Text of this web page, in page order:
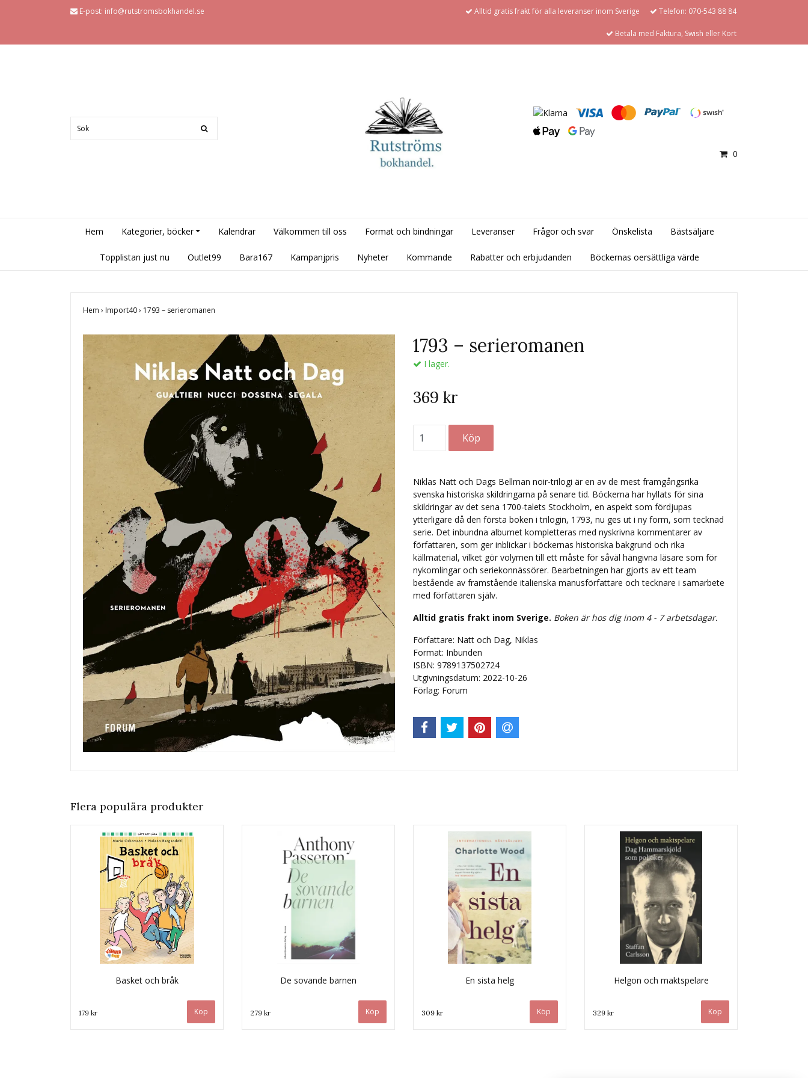
E-post: info@rutstromsbokhandel.se Alltid gratis frakt för alla leveranser inom Sverige Telefon: 070-543 88 84
Betala med Faktura, Swish eller Kort
0
Hem Kategorier, böcker Kalendrar Välkommen till oss Format och bindningar Leveranser Frågor och svar Önskelista Bästsäljare
Topplistan just nu Outlet99 Bara167 Kampanjpris Nyheter Kommande Rabatter och erbjudanden Böckernas oersättliga värde
Hem › Import40› 1793 – serieromanen
1793 – serieromanen
I lager.
369 kr
Niklas Natt och Dags Bellman noir-trilogi är en av de mest framgångsrika
svenska historiska skildringarna på senare tid. Böckerna har hyllats för sina
skildringar av det sena 1700-talets Stockholm, en aspekt som fördjupas
ytterligare då den första boken i trilogin, 1793, nu ges ut i ny form, som tecknad
serie. Det inbundna albumet kompletteras med nyskrivna kommentarer av
författaren, som ger inblickar i böckernas historiska bakgrund och rika
källmaterial, vilket gör volymen till ett måste för såväl hängivna läsare som för
nykomlingar och seriekonnässörer. Bearbetningen har gjorts av ett team
bestående av framstående italienska manusförfattare och tecknare i samarbete
med författaren själv.
Alltid gratis frakt inom Sverige. Boken är hos dig inom 4 - 7 arbetsdagar.
Författare: Natt och Dag, Niklas
Format: Inbunden
ISBN: 9789137502724
Utgivningsdatum: 2022-10-26
Förlag: Forum
Flera populära produkter
Basket och bråk
179 kr
De sovande barnen
279 kr
En sista helg
309 kr
Helgon och maktspelare
329 kr